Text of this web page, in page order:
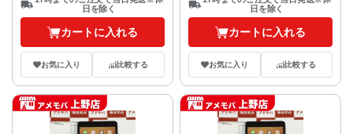
日を除く
カートに入れる
お気に入り 比較する
日を除く
カートに入れる
お気に入り 比較する